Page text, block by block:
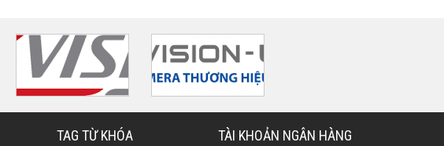
TAG TỪ KHÓA TÀI KHOẢN NGÂN HÀNG